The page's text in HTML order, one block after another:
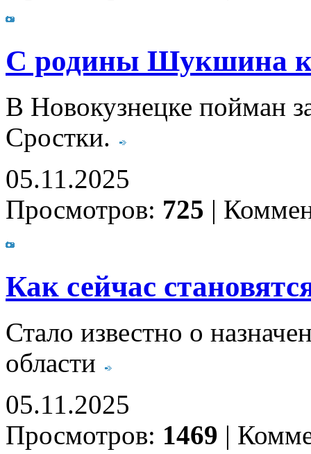
С родины Шукшина к
В Новокузнецке пойман
Сростки.
05.11.2025
Просмотров: 725 |
Как сейчас
Стало известно о
области
05.11.2025
Просмотров: 1469 |